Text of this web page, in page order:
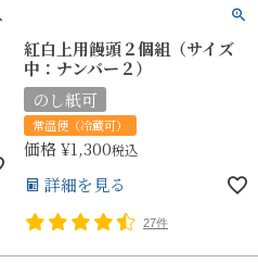
紅白上用饅頭２個組（サイズ
中：ナンバー２）
のし紙可
常温便（冷蔵可）
価格¥1,300税込
詳細を見る
27件